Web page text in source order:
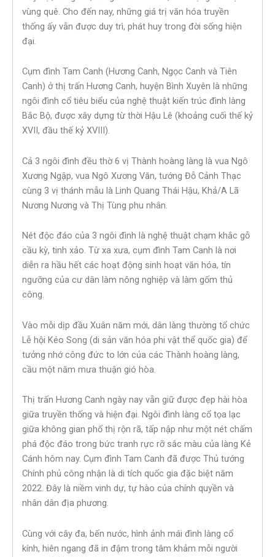
vùng quê. Cho đến nay, những giá trị văn hóa truyền
thống ấy vẫn được duy trì, phát huy trong đời sống hiện
đại.
Cụm đình Tam Canh (Hương Canh, Ngọc Canh và Tiên
Canh) ở thị trấn Hương Canh, huyện Bình Xuyên là những
ngôi đình cổ tiêu biểu của nghệ thuật kiến trúc đình làng
Bắc Bộ, được xây dựng từ thời Hậu Lê (khoảng cuối thế kỷ
XVII, đầu thế kỷ XVIII).
Cả 3 ngôi đình đều thờ 6 vị Thành hoàng làng là vua Ngô
Xương Ngập, vua Ngô Xương Văn, tướng Đỗ Cảnh Thạc
cùng 3 vị thánh mẫu là Linh Quang Thái Hậu, Khả/A Lã
Nương Nương và Thị Tùng phu nhân.
Nét độc đáo của 3 ngôi đình là nghệ thuật chạm khắc gỗ
cầu kỳ, tinh xảo. Từ xa xưa, cụm đình Tam Canh là nơi
diễn ra hầu hết các hoạt động sinh hoạt văn hóa, tín
ngưỡng của cư dân làm nông nghiệp và làm gốm thủ
công.
Vào mỗi dịp đầu Xuân năm mới, dân làng thường tổ chức
Lễ hội Kéo Song (di sản văn hóa phi vật thể quốc gia) để
tưởng nhớ công đức to lớn của các Thành hoàng làng,
cầu một năm mưa thuận gió hòa.
Thị trấn Hương Canh ngày nay vẫn giữ được đẹp hài hòa
giữa truyền thống và hiện đại. Ngôi đình làng cổ tọa lạc
giữa không gian phố thị rộn rã, tấp nập như một nét chấm
phá độc đáo trong bức tranh rực rỡ sắc màu của làng Kẻ
Cánh hôm nay. Cụm đình Tam Canh đã được Thủ tướng
Chính phủ công nhận là di tích quốc gia đặc biệt năm
2022. Đây là niềm vinh dự, tự hào của chính quyền và
nhân dân địa phương.
Cùng với cây đa, bến nước, hình ảnh mái đình làng cổ
kính, hiên ngang đã in đậm trong tâm khảm mỗi người